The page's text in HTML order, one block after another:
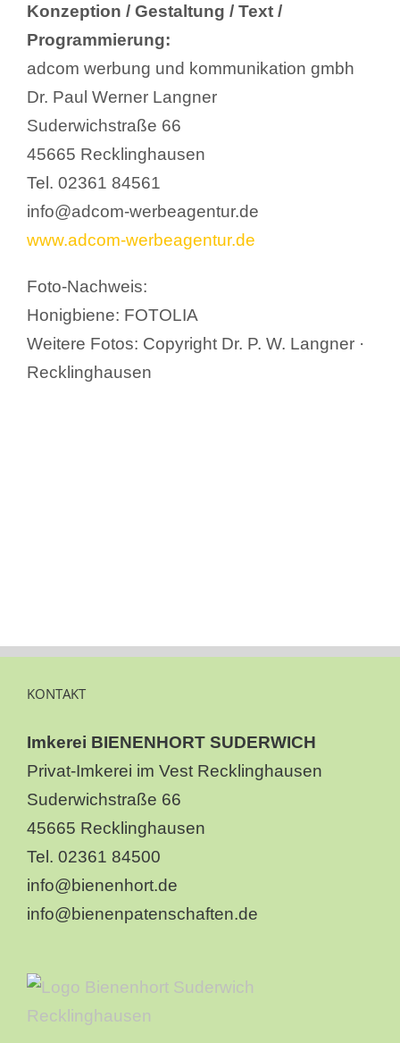
Konzeption / Gestaltung / Text /
Programmierung:
adcom werbung und kommunikation gmbh
Dr. Paul Werner Langner
Suderwichstraße 66
45665 Recklinghausen
Tel. 02361 84561
info@adcom-werbeagentur.de
www.adcom-werbeagentur.de
Foto-Nachweis:
Honigbiene: FOTOLIA
Weitere Fotos: Copyright Dr. P. W. Langner ·
Recklinghausen
KONTAKT
Imkerei BIENENHORT SUDERWICH
Privat-Imkerei im Vest Recklinghausen
Suderwichstraße 66
45665 Recklinghausen
Tel. 02361 84500
info@bienenhort.de
info@bienenpatenschaften.de